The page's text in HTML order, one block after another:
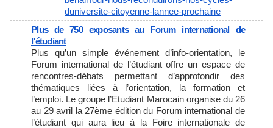
duniversite-citoyenne-lannee-prochaine
Plus de 750 exposants au Forum international de
l’étudiant
Plus qu’un simple événement d’info-orientation, le
Forum international de l’étudiant offre un espace de
rencontres-débats permettant d’approfondir des
thématiques liées à l’orientation, la formation et
l’emploi. Le groupe l’Etudiant Marocain organise du 26
au 29 avril la 27ème édition du Forum international de
l’étudiant qui aura lieu à la Foire internationale de